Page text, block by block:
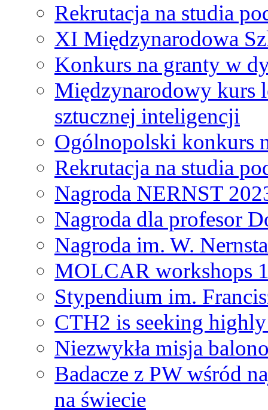
Rekrutacja na studia
XI Międzynarodowa
Konkurs na granty w
Międzynarodowy kurs
sztucznej inteligencji
Ogólnopolski konkurs
Rekrutacja na studia
Nagroda NERNST
Nagroda dla profesor
Nagroda im. W.
MOLCAR workshops
Stypendium im.
CTH2 is seeking
Niezwykła misja
Badacze z PW wśród
na świecie